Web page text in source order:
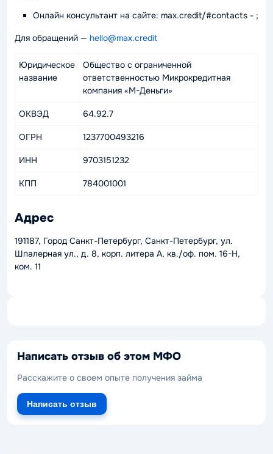
Онлайн консультант на сайте: max.credit/#contacts - ;
Для обращений — hello@max.credit
Юридическое
название
Общество с ограниченной
ответственностью Микрокредитная
компания «М-Деньги»
ОКВЭД 64.92.7
ОГРН 1237700493216
ИНН 9703151232
КПП 784001001
Адрес
191187, Город Санкт-Петербург, Санкт-Петербург, ул.
Шпалерная ул., д. 8, корп. литера А, кв./оф. пом. 16-Н,
ком. 11
Написать отзыв об этом МФО
Расскажите о своем опыте получения займа
Написать отзыв